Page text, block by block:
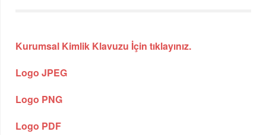
Kurumsal Kimlik Klavuzu İçin tıklayınız.
Logo JPEG
Logo PNG
Logo PDF